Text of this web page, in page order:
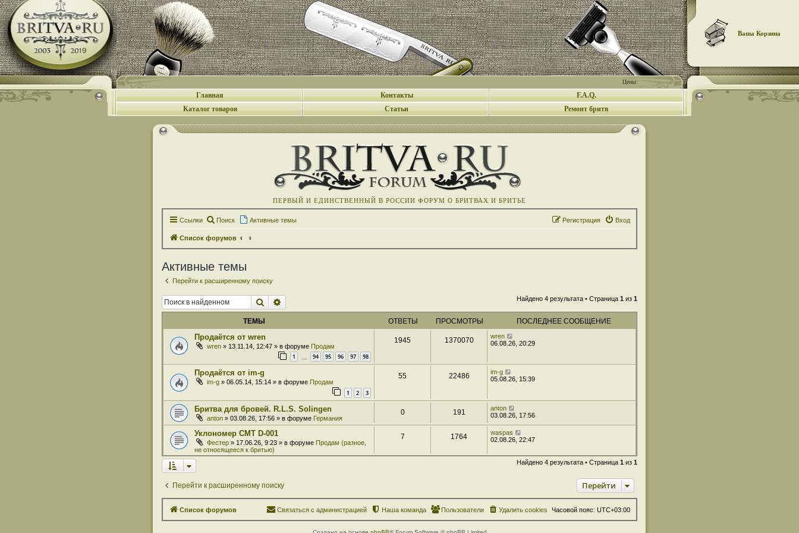
Цены:
Ваша Корзина
Главная Контакты
F.A.Q.
Каталог товаров
Статьи Ремонт бритв
ПЕРВЫЙ И ЕДИНСТВЕННЫЙ В РОССИИ ФОРУМ О БРИТВАХ И БРИТЬЕ
Ссылки Поиск Активные темы Вход
Регистрация
Список форумов
Активные темы
Перейти к расширенному поиску
Поиск Найдено 4 результата • Страница 1 из 1
ТЕМЫ ОТВЕТЫ ПРОСМОТРЫ ПОСЛЕДНЕЕ СООБЩЕНИЕ
Продаётся от wren
wren » 13.11.14, 12:47 » в форуме Продам
1 94 95 96 97 98
1945 1370070
wren
06.08.26, 20:29
Продаётся от im-g
im-g » 06.05.14, 15:14 » в форуме Продам
1 2 3
55 22486
im-g
05.08.26, 15:39
Бритва для бровей. R.L.S. Solingen
anton » 03.08.26, 17:56 » в форуме Германия
0 191
anton
03.08.26, 17:56
Уклономер СМТ D-001
Фестер » 17.06.26, 9:23 » в форуме Продам (разное,
не относящееся к бритью)
7 1764
waspas
02.08.26, 22:47
Найдено 4 результата • Страница 1 из 1
Перейти к расширенному поиску Перейти
Список форумов Часовой пояс: UTC+03:00
Удалить cookies
Пользователи
Наша команда
Связаться с администрацией